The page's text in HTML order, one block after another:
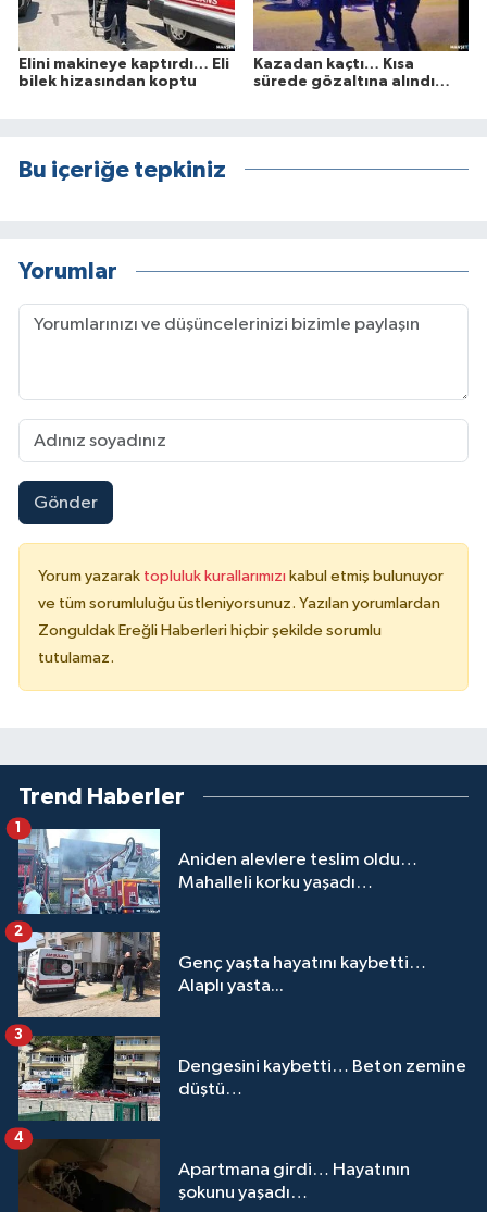
Elini makineye kaptırdı… Eli
bilek hizasından koptu
Kazadan kaçtı… Kısa
sürede gözaltına alındı…
Bu içeriğe tepkiniz
Yorumlar
Gönder
Yorum yazarak topluluk kurallarımızı kabul etmiş bulunuyor
ve tüm sorumluluğu üstleniyorsunuz. Yazılan yorumlardan
Zonguldak Ereğli Haberleri hiçbir şekilde sorumlu
tutulamaz.
Trend Haberler
Aniden alevlere teslim oldu…
Mahalleli korku yaşadı…
1
Genç yaşta hayatını kaybetti…
Alaplı yasta...
2
Dengesini kaybetti… Beton zemine
düştü…
3
Apartmana girdi… Hayatının
şokunu yaşadı…
4